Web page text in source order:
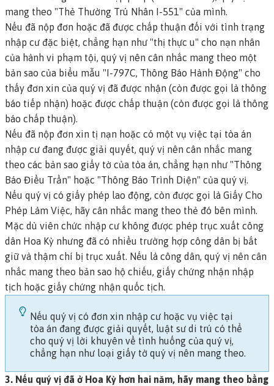
mang theo "Thẻ Thường Trú Nhân I-551" của mình.
Nếu đã nộp đơn hoặc đã được chấp thuận đối với tình trạng
nhập cư đặc biệt, chẳng hạn như "thị thực u" cho nạn nhân
của hành vi phạm tội, quý vị nên cân nhắc mang theo một
bản sao của biểu mẫu "I-797C, Thông Báo Hành Động" cho
thấy đơn xin của quý vị đã được nhận (còn được gọi là thông
báo tiếp nhận) hoặc được chấp thuận (còn được gọi là thông
báo chấp thuận).
Nếu đã nộp đơn xin tị nạn hoặc có một vụ việc tại tòa án
nhập cư đang được giải quyết, quý vị nên cân nhắc mang
theo các bản sao giấy tờ của tòa án, chẳng hạn như "Thông
Báo Điều Trần" hoặc "Thông Báo Trình Diện" của quý vị.
Nếu quý vị có giấy phép lao động, còn được gọi là Giấy Cho
Phép Làm Việc, hãy cân nhắc mang theo thẻ đó bên mình.
Mặc dù viên chức nhập cư không được phép trục xuất công
dân Hoa Kỳ nhưng đã có nhiều trường hợp công dân bị bắt
giữ và thậm chí bị trục xuất. Nếu là công dân, quý vị nên cân
nhắc mang theo bản sao hộ chiếu, giấy chứng nhận nhập
tịch hoặc giấy chứng nhận quốc tịch.
Nếu quý vị có đơn xin nhập cư hoặc vụ việc tại
tòa án đang được giải quyết, luật sư di trú có thể
cho quý vị lời khuyên về tình huống của quý vị,
chẳng hạn như loại giấy tờ quý vị nên mang theo.
3. Nếu quý vị đã ở Hoa Kỳ hơn hai năm, hãy mang theo bằng